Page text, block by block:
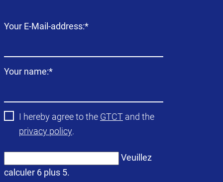
Champ
Your E-Mail-address:*
Champ
Your name:*
I hereby agree to the GTCT and the
privacy policy.
Veuillez
calculer 6 plus 5.